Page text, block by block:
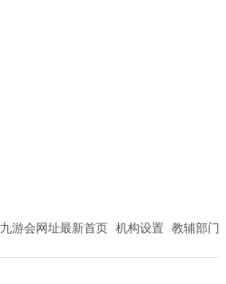
九游会网址最新首页 机构设置 教辅部门